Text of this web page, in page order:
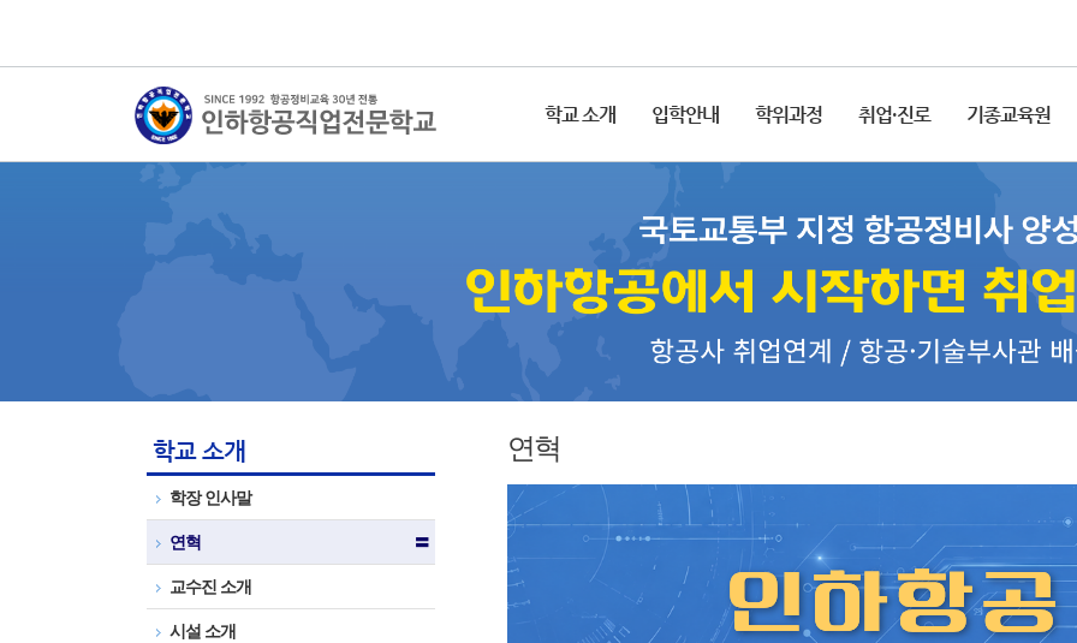
학교 소개 입학안내 학위과정 취업·진로 기종교육원
학교 소개
학장 인사말
연혁 〓
교수진 소개
시설 소개
연혁